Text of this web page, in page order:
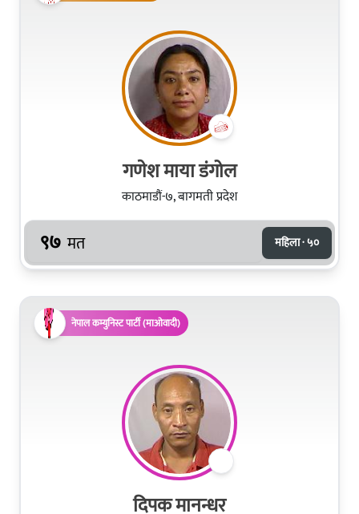
गणेश माया डंगोल
काठमाडौं-७, बागमती प्रदेश
९७ मत महिला · ५०
नेपाल कम्युनिस्ट पार्टी (माओवादी)
दिपक मानन्धर